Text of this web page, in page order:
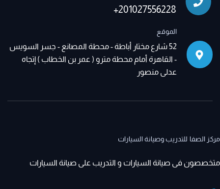
+201027556228
الموقع
52 شارع مختار أباطة - محطة المصانع - جسر السويس
- القاهرة أمام محطة مترو ( عمر بن الخطاب ) إتجاه
عدلى منصور
مركز الصفا للتدريب وصيانة السيارات
متخصصون فى صيانة السيارات و التدريب على صيانة السيارات